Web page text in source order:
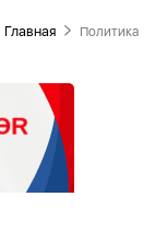
Главная Политика